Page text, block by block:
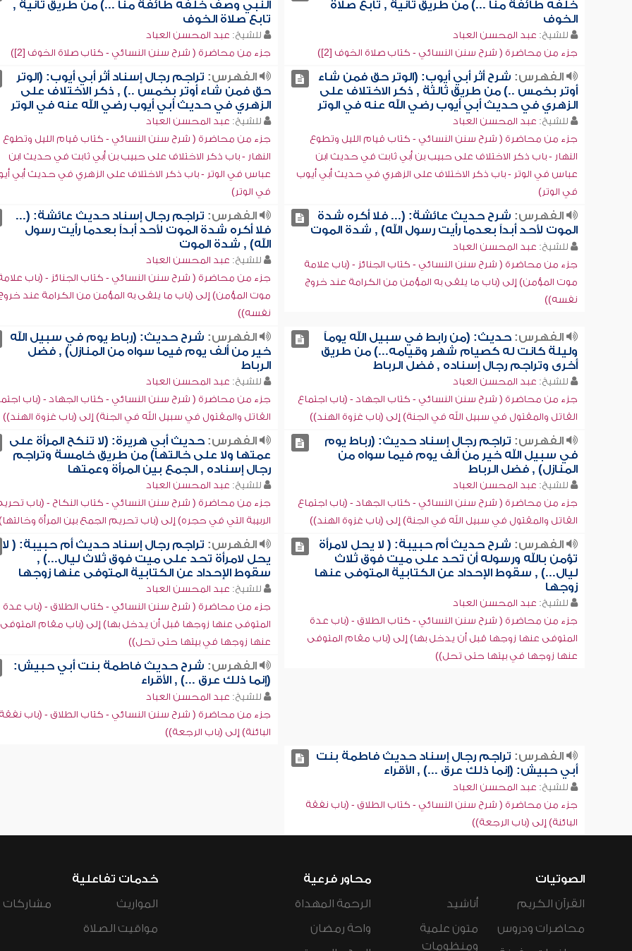
خلفه طائفة منا ...) من طريق ثانية , تابع صلاة
الخوف
للشيخ: عبد المحسن العباد
جزء من محاضرة ( شرح سنن النسائي - كتاب صلاة الخوف [2])
النبي وصف خلفه طائفة منا ...) من طريق ثانية ,
تابع صلاة الخوف
للشيخ: عبد المحسن العباد
جزء من محاضرة ( شرح سنن النسائي - كتاب صلاة الخوف [2])
الفهرس: شرح أثر أبي أيوب: (الوتر حق فمن شاء
أوتر بخمس ..) من طريق ثالثة , ذكر الاختلاف على
الزهري في حديث أبي أيوب رضي الله عنه في الوتر
للشيخ: عبد المحسن العباد
جزء من محاضرة ( شرح سنن النسائي - كتاب قيام الليل وتطوع
النهار - باب ذكر الاختلاف على حبيب بن أبي ثابت في حديث ابن
عباس في الوتر - باب ذكر الاختلاف على الزهري في حديث أبي أيوب
في الوتر)
الفهرس: تراجم رجال إسناد أثر أبي أيوب: (الوتر
حق فمن شاء أوتر بخمس ..) , ذكر الاختلاف على
الزهري في حديث أبي أيوب رضي الله عنه في الوتر
للشيخ: عبد المحسن العباد
جزء من محاضرة ( شرح سنن النسائي - كتاب قيام الليل وتطوع
النهار - باب ذكر الاختلاف على حبيب بن أبي ثابت في حديث ابن
عباس في الوتر - باب ذكر الاختلاف على الزهري في حديث أبي
في الوتر)
الفهرس: شرح حديث عائشة: (... فلا أكره شدة
الموت لأحد أبداً بعدما رأيت رسول الله) , شدة الموت
للشيخ: عبد المحسن العباد
جزء من محاضرة ( شرح سنن النسائي - كتاب الجنائز - (باب علامة
موت المؤمن) إلى (باب ما يلقى به المؤمن من الكرامة عند خروج
نفسه))
الفهرس: تراجم رجال إسناد حديث عائشة: (...
فلا أكره شدة الموت لأحد أبداً بعدما رأيت رسول
الله) , شدة الموت
للشيخ: عبد المحسن العباد
جزء من محاضرة ( شرح سنن النسائي - كتاب الجنائز - (باب
موت المؤمن) إلى (باب ما يلقى به المؤمن من الكرامة عند
نفسه))
الفهرس:حديث: (من رابط في سبيل الله يوماً
وليلة كانت له كصيام شهر وقيامه...) من طريق
أخرى وتراجم رجال إسناده , فضل الرباط
للشيخ: عبد المحسن العباد
جزء من محاضرة ( شرح سنن النسائي - كتاب الجهاد - (باب اجتماع
القاتل والمقتول في سبيل الله في الجنة) إلى (باب غزوة الهند))
الفهرس: شرح حديث: (رباط يوم في سبيل الله
خير من ألف يوم فيما سواه من المنازل) , فضل
الرباط
للشيخ: عبد المحسن العباد
جزء من محاضرة ( شرح سنن النسائي - كتاب الجهاد - (باب
القاتل والمقتول في سبيل الله في الجنة) إلى (باب غزوة الهند))
الفهرس: تراجم رجال إسناد حديث: (رباط يوم
في سبيل الله خير من ألف يوم فيما سواه من
المنازل) , فضل الرباط
للشيخ: عبد المحسن العباد
جزء من محاضرة ( شرح سنن النسائي - كتاب الجهاد - (باب اجتماع
القاتل والمقتول في سبيل الله في الجنة) إلى (باب غزوة الهند))
الفهرس: حديث أبي هريرة: (لا تنكح المرأة على
عمتها ولا على خالتها) من طريق خامسة وتراجم
رجال إسناده , الجمع بين المرأة وعمتها
للشيخ: عبد المحسن العباد
جزء من محاضرة ( شرح سنن النسائي - كتاب النكاح - (باب
الربيبة التي في حجره) إلى (باب تحريم الجمع بين المرأة
الفهرس: شرح حديث أم حبيبة: ( لا يحل لامرأة
تؤمن بالله ورسوله أن تحد على ميت فوق ثلاث
ليال...) , سقوط الإحداد عن الكتابية المتوفى عنها
زوجها
للشيخ: عبد المحسن العباد
جزء من محاضرة ( شرح سنن النسائي - كتاب الطلاق - (باب عدة
المتوفى عنها زوجها قبل أن يدخل بها) إلى (باب مقام المتوفى
عنها زوجها في بيتها حتى تحل))
الفهرس: تراجم رجال إسناد حديث أم حبيبة: ( لا
يحل لامرأة تحد على ميت فوق ثلاث ليال...) ,
سقوط الإحداد عن الكتابية المتوفى عنها زوجها
للشيخ: عبد المحسن العباد
جزء من محاضرة ( شرح سنن النسائي - كتاب الطلاق - (باب عدة
المتوفى عنها زوجها قبل أن يدخل بها) إلى (باب مقام المتوفى
عنها زوجها في بيتها حتى تحل))
الفهرس: شرح حديث فاطمة بنت أبي حبيش:
(إنما ذلك عرق ...) , الأقراء
للشيخ: عبد المحسن العباد
جزء من محاضرة ( شرح سنن النسائي - كتاب الطلاق - (باب
البائنة) إلى (باب الرجعة))
الفهرس: تراجم رجال إسناد حديث فاطمة بنت
أبي حبيش: (إنما ذلك عرق ...) , الأقراء
للشيخ: عبد المحسن العباد
جزء من محاضرة ( شرح سنن النسائي - كتاب الطلاق - (باب نفقة
البائنة) إلى (باب الرجعة))
الصوتيات
القرآن الكريم
محاضرات ودروس
أناشيد
متون علمية
ومنظومات
محاور فرعية
الرحمة المهداة
واحة رمضان
خدمات تفاعلية
المواريث
مواقيت الصلاة
مشاركات